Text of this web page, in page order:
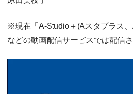
※現在「A-Studio＋(Aスタプラス
などの動画配信サービスでは配信